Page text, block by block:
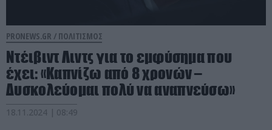
PRONEWS.GR / ΠΟΛΙΤΙΣΜΟΣ
Ντέιβιντ Λιντς για το εμφύσημα που
έχει: «Καπνίζω από 8 χρονών –
Δυσκολεύομαι πολύ να αναπνεύσω»
18.11.2024 | 08:49